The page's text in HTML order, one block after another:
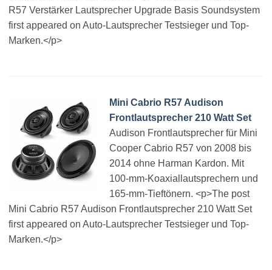
R57 Verstärker Lautsprecher Upgrade Basis Soundsystem
first appeared on Auto-Lautsprecher Testsieger und Top-
Marken.</p>
Mini Cabrio R57 Audison
Frontlautsprecher 210 Watt Set
Audison Frontlautsprecher für Mini
Cooper Cabrio R57 von 2008 bis
2014 ohne Harman Kardon. Mit
100-mm-Koaxiallautsprechern und
165-mm-Tieftönern. <p>The post
Mini Cabrio R57 Audison Frontlautsprecher 210 Watt Set
first appeared on Auto-Lautsprecher Testsieger und Top-
Marken.</p>